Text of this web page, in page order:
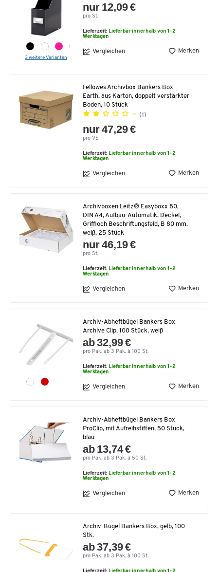
3 weitere Varianten
nur 12,09 €
pro St.
Lieferzeit: Lieferbar innerhalb von 1-2
Werktagen
Vergleichen Merken
Fellowes Archivbox Bankers Box
Earth, aus Karton, doppelt verstärkter
Boden, 10 Stück
(1)
nur 47,29 €
pro VE
Lieferzeit: Lieferbar innerhalb von 1-2
Werktagen
Vergleichen Merken
Archivboxen Leitz® Easyboxx 80,
DIN A4, Aufbau-Automatik, Deckel,
Griffloch Beschriftungsfeld, B 80 mm,
weiß, 25 Stück
nur 46,19 €
pro St.
Lieferzeit: Lieferbar innerhalb von 1-2
Werktagen
Vergleichen Merken
Archiv-Abheftbügel Bankers Box
Archive Clip, 100 Stück, weiß
ab 32,99 €
pro Pak. ab 3 Pak. à 100 St.
Lieferzeit: Lieferbar innerhalb von 1-2
Werktagen
Vergleichen Merken
Archiv-Abheftbügel Bankers Box
ProClip, mit Aufreihstiften, 50 Stück,
blau
ab 13,74 €
pro Pak. ab 3 Pak. à 50 St.
Lieferzeit: Lieferbar innerhalb von 1-2
Werktagen
Vergleichen Merken
Archiv-Bügel Bankers Box, gelb, 100
Stk.
ab 37,39 €
pro Pak. ab 3 Pak. à 100 St.